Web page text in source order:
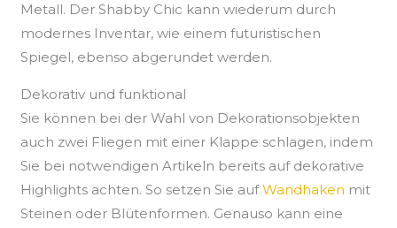
Metall. Der Shabby Chic kann wiederum durch
modernes Inventar, wie einem futuristischen
Spiegel, ebenso abgerundet werden.
Dekorativ und funktional
Sie können bei der Wahl von Dekorationsobjekten
auch zwei Fliegen mit einer Klappe schlagen, indem
Sie bei notwendigen Artikeln bereits auf dekorative
Highlights achten. So setzen Sie aufWandhaken mit
Steinen oder Blütenformen. Genauso kann eine